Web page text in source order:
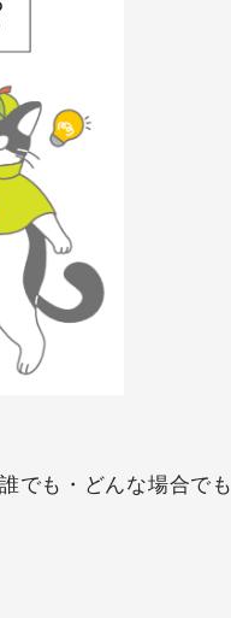
でも・どんな場合でも